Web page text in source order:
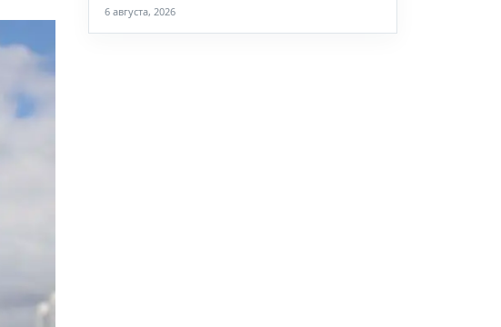
6 августа, 2026